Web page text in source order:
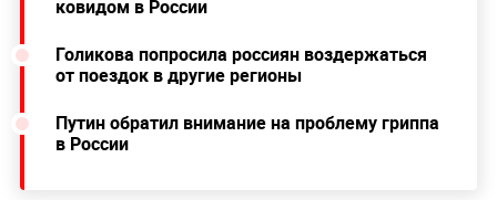
ковидом в России
Голикова попросила россиян воздержаться
от поездок в другие регионы
Путин обратил внимание на проблему гриппа
в России